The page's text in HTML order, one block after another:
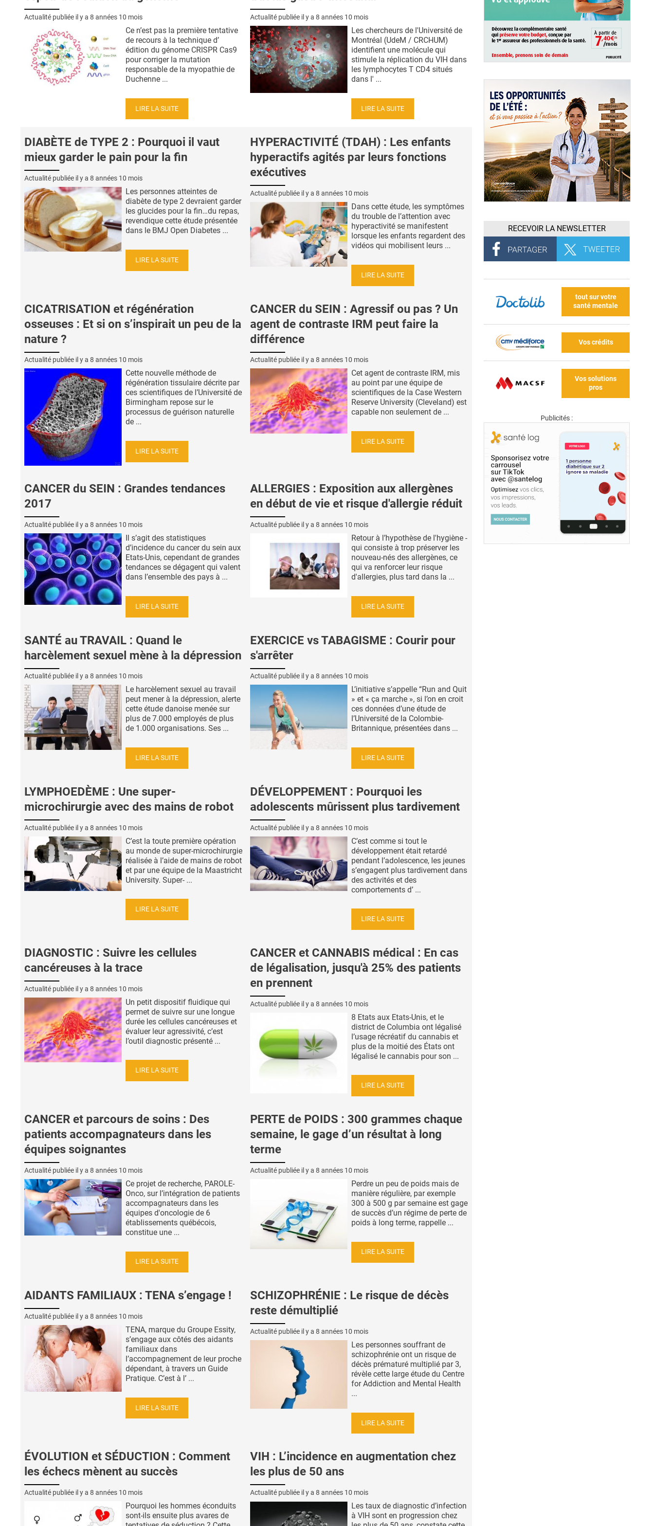
Actualité publiée il y a 8 années 10 mois
Ce n’est pas la première tentative
de recours à la technique d’
édition du génome CRISPR Cas9
pour corriger la mutation
responsable de la myopathie de
Duchenne ...
LIRE LA SUITE
Actualité publiée il y a 8 années 10 mois
Les chercheurs de l'Université de
Montréal (UdeM / CRCHUM)
identifient une molécule qui
stimule la réplication du VIH dans
les lymphocytes T CD4 situés
dans l' ...
LIRE LA SUITE
DIABÈTE de TYPE 2 : Pourquoi il vaut
mieux garder le pain pour la fin
Actualité publiée il y a 8 années 10 mois
Les personnes atteintes de
diabète de type 2 devraient garder
les glucides pour la fin…du repas,
revendique cette étude présentée
dans le BMJ Open Diabetes ...
LIRE LA SUITE
HYPERACTIVITÉ (TDAH) : Les enfants
hyperactifs agités par leurs fonctions
exécutives
Actualité publiée il y a 8 années 10 mois
Dans cette étude, les symptômes
du trouble de l’attention avec
hyperactivité se manifestent
lorsque les enfants regardent des
vidéos qui mobilisent leurs ...
LIRE LA SUITE
CICATRISATION et régénération
osseuses : Et si on s’inspirait un peu de la
nature ?
Actualité publiée il y a 8 années 10 mois
Cette nouvelle méthode de
régénération tissulaire décrite par
ces scientifiques de l’Université de
Birmingham repose sur le
processus de guérison naturelle
de ...
LIRE LA SUITE
CANCER du SEIN : Agressif ou pas ? Un
agent de contraste IRM peut faire la
différence
Actualité publiée il y a 8 années 10 mois
Cet agent de contraste IRM, mis
au point par une équipe de
scientifiques de la Case Western
Reserve University (Cleveland) est
capable non seulement de ...
LIRE LA SUITE
CANCER du SEIN : Grandes tendances
2017
Actualité publiée il y a 8 années 10 mois
Il s’agit des statistiques
d’incidence du cancer du sein aux
Etats-Unis, cependant de grandes
tendances se dégagent qui valent
dans l’ensemble des pays à ...
LIRE LA SUITE
ALLERGIES : Exposition aux allergènes
en début de vie et risque d'allergie réduit
Actualité publiée il y a 8 années 10 mois
Retour à l’hypothèse de l'hygiène -
qui consiste à trop préserver les
nouveau-nés des allergènes, ce
qui va renforcer leur risque
d'allergies, plus tard dans la ...
LIRE LA SUITE
SANTÉ au TRAVAIL : Quand le
harcèlement sexuel mène à la dépression
Actualité publiée il y a 8 années 10 mois
Le harcèlement sexuel au travail
peut mener à la dépression, alerte
cette étude danoise menée sur
plus de 7.000 employés de plus
de 1.000 organisations. Ses ...
LIRE LA SUITE
EXERCICE vs TABAGISME : Courir pour
s'arrêter
Actualité publiée il y a 8 années 10 mois
L’initiative s’appelle “Run and Quit
» et « ça marche », si l’on en croit
ces données d’une étude de
l’Université de la Colombie-
Britannique, présentées dans ...
LIRE LA SUITE
LYMPHOEDÈME : Une super-
microchirurgie avec des mains de robot
Actualité publiée il y a 8 années 10 mois
C’est la toute première opération
au monde de super-microchirurgie
réalisée à l’aide de mains de robot
et par une équipe de la Maastricht
University. Super- ...
LIRE LA SUITE
DÉVELOPPEMENT : Pourquoi les
adolescents mûrissent plus tardivement
Actualité publiée il y a 8 années 10 mois
C’est comme si tout le
développement était retardé
pendant l’adolescence, les jeunes
s’engagent plus tardivement dans
des activités et des
comportements d’ ...
LIRE LA SUITE
DIAGNOSTIC : Suivre les cellules
cancéreuses à la trace
Actualité publiée il y a 8 années 10 mois
Un petit dispositif fluidique qui
permet de suivre sur une longue
durée les cellules cancéreuses et
évaluer leur agressivité, c’est
l’outil diagnostic présenté ...
LIRE LA SUITE
CANCER et CANNABIS médical : En cas
de légalisation, jusqu'à 25% des patients
en prennent
Actualité publiée il y a 8 années 10 mois
8 Etats aux Etats-Unis, et le
district de Columbia ont légalisé
l’usage récréatif du cannabis et
plus de la moitié des États ont
légalisé le cannabis pour son ...
LIRE LA SUITE
CANCER et parcours de soins : Des
patients accompagnateurs dans les
équipes soignantes
Actualité publiée il y a 8 années 10 mois
Ce projet de recherche, PAROLE-
Onco, sur l’intégration de patients
accompagnateurs dans les
équipes d'oncologie de 6
établissements québécois,
constitue une ...
LIRE LA SUITE
PERTE de POIDS : 300 grammes chaque
semaine, le gage d’un résultat à long
terme
Actualité publiée il y a 8 années 10 mois
Perdre un peu de poids mais de
manière régulière, par exemple
300 à 500 g par semaine est gage
de succès d’un régime de perte de
poids à long terme, rappelle ...
LIRE LA SUITE
AIDANTS FAMILIAUX : TENA s’engage !
Actualité publiée il y a 8 années 10 mois
TENA, marque du Groupe Essity,
s’engage aux côtés des aidants
familiaux dans
l’accompagnement de leur proche
dépendant, à travers un Guide
Pratique. C’est à l’ ...
LIRE LA SUITE
SCHIZOPHRÉNIE : Le risque de décès
reste démultiplié
Actualité publiée il y a 8 années 10 mois
Les personnes souffrant de
schizophrénie ont un risque de
décès prématuré multiplié par 3,
révèle cette large étude du Centre
for Addiction and Mental Health
...
LIRE LA SUITE
ÉVOLUTION et SÉDUCTION : Comment
les échecs mènent au succès
Actualité publiée il y a 8 années 10 mois
Pourquoi les hommes éconduits
sont-ils ensuite plus avares de
VIH : L’incidence en augmentation chez
les plus de 50 ans
Actualité publiée il y a 8 années 10 mois
Les taux de diagnostic d’infection
à VIH sont en progression chez
RECEVOIR LA NEWSLETTER
tout sur votre
santé mentale
Vos crédits
Vos solutions
pros
Publicités :